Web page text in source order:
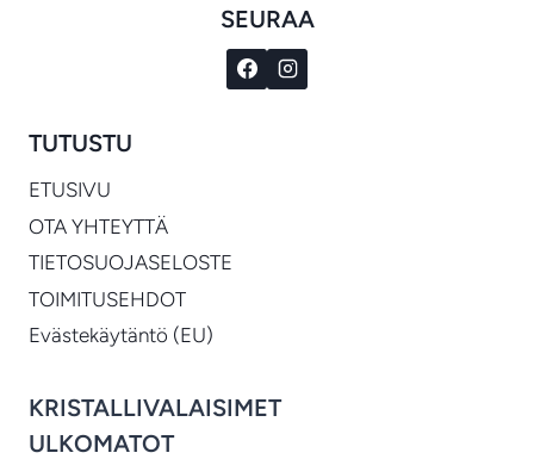
SEURAA
TUTUSTU
ETUSIVU
OTA YHTEYTTÄ
TIETOSUOJASELOSTE
TOIMITUSEHDOT
Evästekäytäntö (EU)
KRISTALLIVALAISIMET
ULKOMATOT